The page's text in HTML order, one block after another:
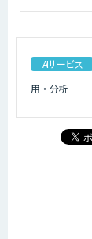
AIサービス
用・分析